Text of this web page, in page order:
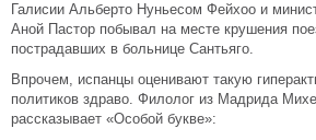
Галисии Альберто Нуньесом Фейхоо и
Аной Пастор побывал на месте крушения
пострадавших в больнице Сантьяго.
Впрочем, испанцы оценивают такую
политиков здраво. Филолог из Мадрида
рассказывает «Особой букве»: